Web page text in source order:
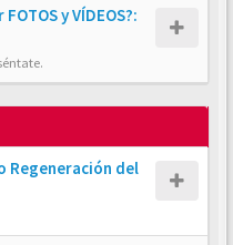
y VÍDEOS?:
Regeneración del